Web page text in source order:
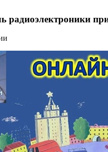
радиоэлектроники